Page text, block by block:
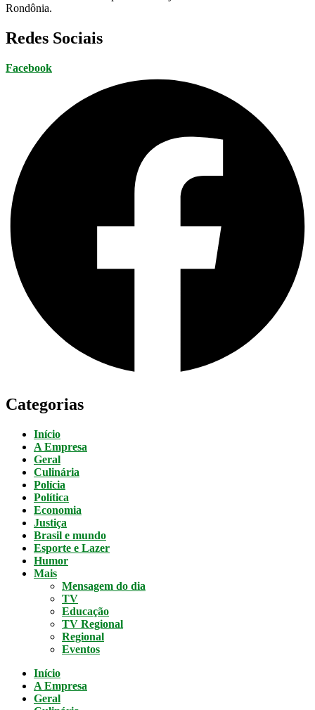
Rondônia.
Redes Sociais
Facebook
Categorias
Início
A Empresa
Geral
Culinária
Polícia
Política
Economia
Justiça
Brasil e mundo
Esporte e Lazer
Humor
Mais
Mensagem do dia
TV
Educação
TV Regional
Regional
Eventos
Início
A Empresa
Geral